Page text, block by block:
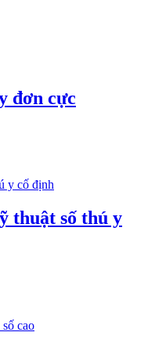
đơn cực
thuật số thú y